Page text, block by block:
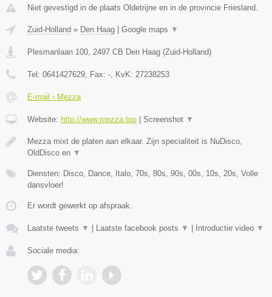
Niet gevestigd in de plaats Oldetrijne en in de provincie Friesland.
Zuid-Holland » Den Haag Google maps ▼
Plesmanlaan 100, 2497 CB Den Haag (Zuid-Holland)
Tel: 0641427629, Fax: -, KvK: 27238253
E-mail › Mezza
Website: http://www.mezza.top Screenshot ▼
Mezza mixt de platen aan elkaar. Zijn specialiteit is NuDisco,
OldDisco en ▼
Diensten: Disco, Dance, Italo, 70s, 80s, 90s, 00s, 10s, 20s, Volle
dansvloer!
Er wordt gewerkt op afspraak.
Laatste tweets ▼ Laatste facebook posts ▼ Introductie video ▼
Sociale media: